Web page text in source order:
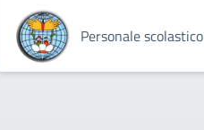
Personale scolastico